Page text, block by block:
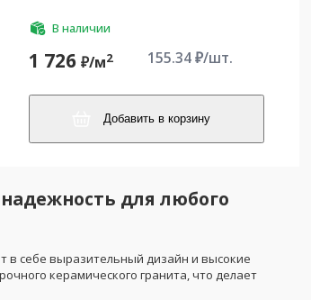
В наличии
1 726 ₽/м2 155.34₽/шт.
Добавить в корзину
для любого
в себе выразительный дизайн и высокие
керамического гранита, что делает